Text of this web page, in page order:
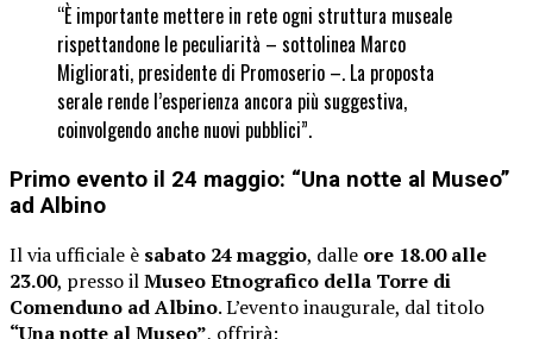
“È importante mettere in rete ogni struttura museale
rispettandone le peculiarità – sottolinea Marco
Migliorati, presidente di Promoserio –. La proposta
serale rende l’esperienza ancora più suggestiva,
coinvolgendo anche nuovi pubblici”.
Primo evento il 24 maggio: “Una notte al Museo”
ad Albino
Il via ufficiale è sabato 24 maggio, dalle ore 18.00 alle
23.00, presso ilMuseo Etnografico della Torre di
Comenduno ad Albino. L’evento inaugurale, dal titolo
“Una notte al Museo”, offrirà: